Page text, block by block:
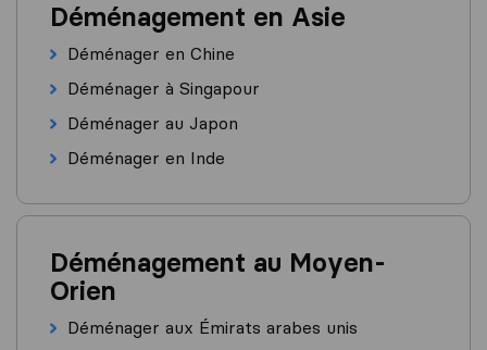
Déménagement en Asie
Déménager en Chine
Déménager à Singapour
Déménager au Japon
Déménager en Inde
Déménagement au Moyen-
Orien
Déménager aux Émirats arabes unis